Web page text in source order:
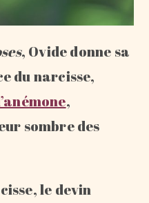
, Ovide donne sa
du narcisse,
,
sombre des
le devin